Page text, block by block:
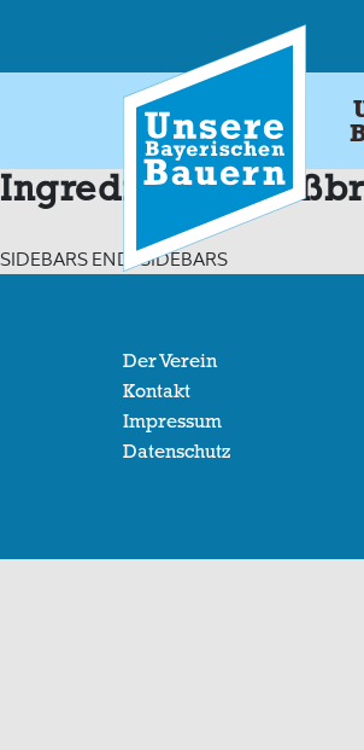
content
Ingredients:
SIDEBARS END: SIDEBARS
Der Verein
Kontakt
Impressum
Datenschutz